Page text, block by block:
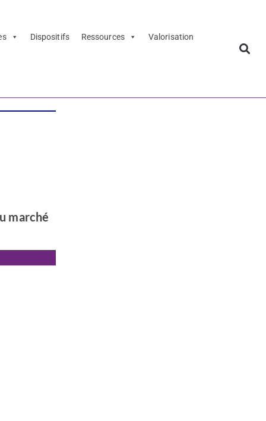
Dispositifs Ressources Valorisation
marché